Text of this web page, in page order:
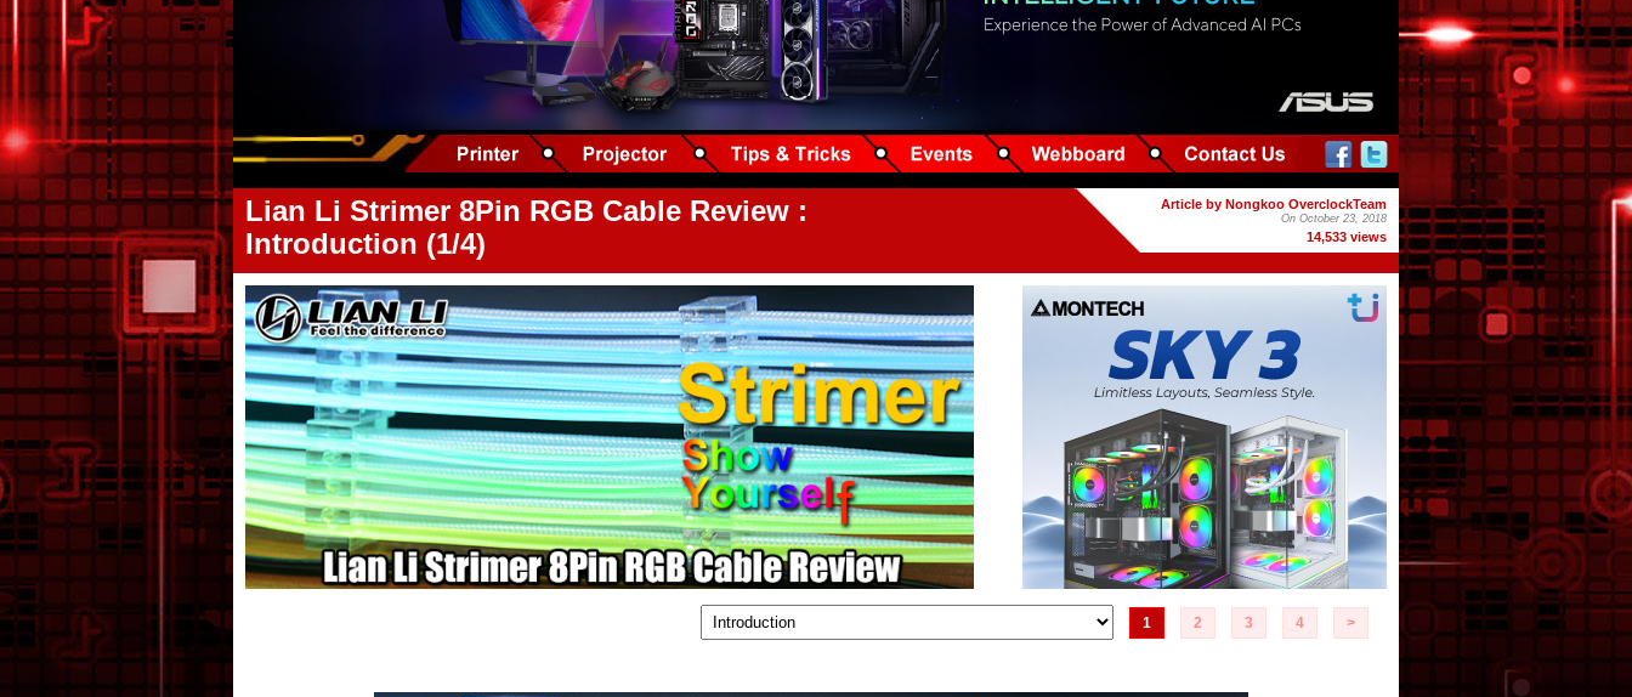
Lian Li Strimer 8Pin RGB Cable Review :
Introduction (1/4)
Article by Nongkoo OverclockTeam
On October 23, 2018
14,533 views
1 2 3 4 >